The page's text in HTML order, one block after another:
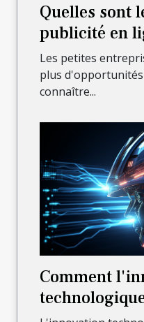
Quelles sont
publicité en
efficaces
entreprises ?
Les petites
plus
connaître...
Comment